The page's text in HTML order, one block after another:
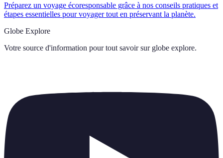
Préparez un voyage écoresponsable grâce à nos conseils pratiques et
étapes essentielles pour voyager tout en préservant la planète.
Globe Explore
Votre source d'information pour tout savoir sur globe explore.